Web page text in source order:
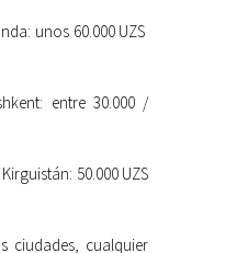
unos 60.000 UZS
entre 30.000 /
50.000 UZS
ciudades, cualquier